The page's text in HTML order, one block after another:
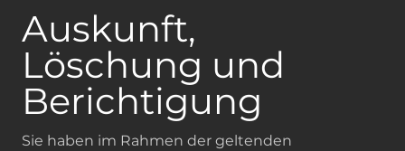
Auskunft,
Löschung und
Berichtigung
Sie haben im Rahmen der geltenden